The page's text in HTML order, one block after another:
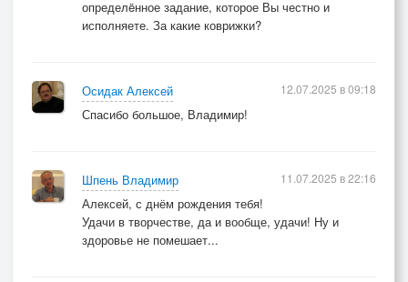
определëнное задание, которое Вы честно и
исполняете. За какие коврижки?
Осидак Алексей
Спасибо большое, Владимир!
12.07.2025 в 09:18
Шпень Владимир
Алексей, с днём рождения тебя!
Удачи в творчестве, да и вообще, удачи! Ну и
здоровье не помешает...
11.07.2025 в 22:16